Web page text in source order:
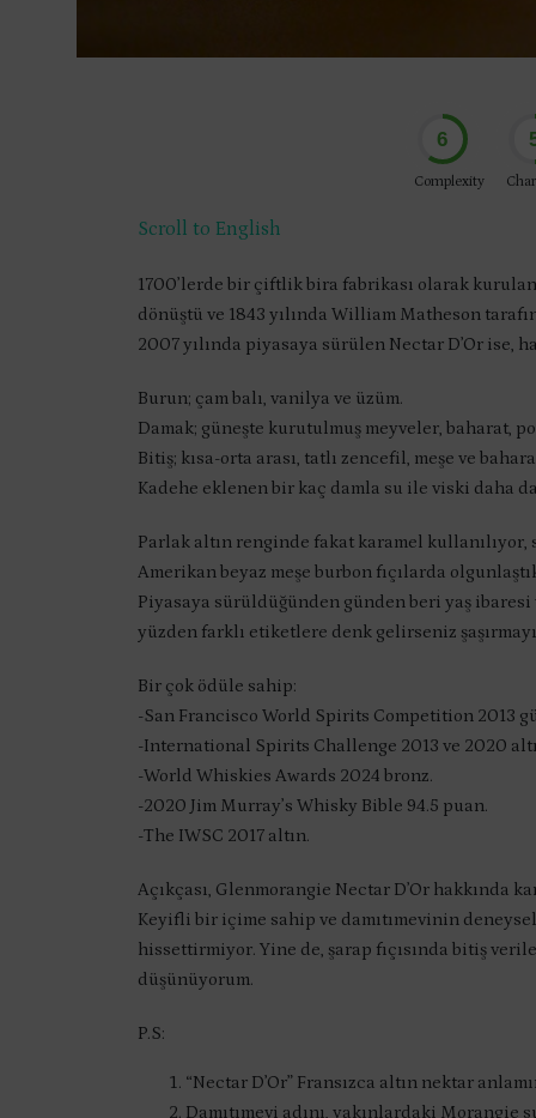
6
Complexity
Scroll to English
1700’lerde bir çiftlik bira fabrikası olarak kurulan
dönüştü ve 1843 yılında William Matheson
2007 yılında piyasaya sürülen Nectar D’Or
Burun; çam balı, vanilya ve üzüm.
Damak; güneşte kurutulmuş meyveler, baharat,
Bitiş; kısa-orta arası, tatlı zencefil, meşe ve
Kadehe eklenen bir kaç damla su ile viski daha
Parlak altın renginde fakat karamel
Amerikan beyaz meşe burbon fıçılarda
Piyasaya sürüldüğünden günden beri yaş ibaresi
yüzden farklı etiketlere denk gelirseniz
Bir çok ödüle sahip:
-San Francisco World Spirits Competition 2013
-International Spirits Challenge 2013 ve 2020
-World Whiskies Awards 2024 bronz.
-2020 Jim Murray’s Whisky Bible 94.5 puan.
-The IWSC 2017 altın.
Açıkçası, Glenmorangie Nectar D’Or hakkında
Keyifli bir içime sahip ve damıtımevinin
hissettirmiyor. Yine de, şarap fıçısında bitiş
düşünüyorum.
P.S:
“Nectar D’Or” Fransızca altın nektar
Damıtımevi adını, yakınlardaki Morangie